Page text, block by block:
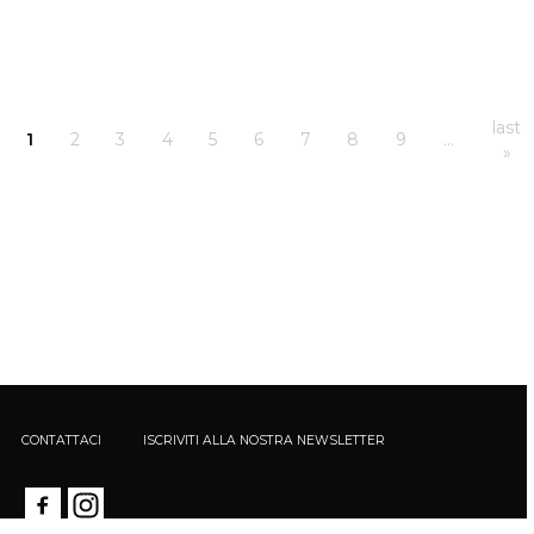
1 2 3 4 5 6 7 8 9 …
last
»
CONTATTACI ISCRIVITI ALLA NOSTRA NEWSLETTER